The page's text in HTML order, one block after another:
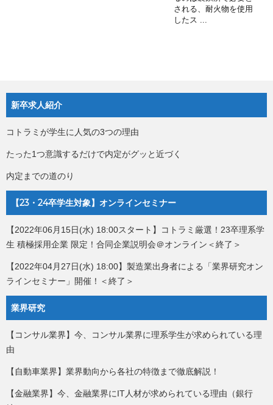
される、耐火物を使用
したス ...
新卒求人紹介
コトラミが学生に人気の3つの理由
たった1つ意識するだけで内定がグッと近づく
内定までの道のり
【23・24卒学生対象】オンラインセミナー
【2022年06月15日(水) 18:00スタート】コトラミ厳選！23卒理系学
生 積極採用企業 限定！合同企業説明会＠オンライン＜終了＞
【2022年04月27日(水) 18:00】製造業出身者による「業界研究オン
ラインセミナー」開催！＜終了＞
業界研究
【コンサル業界】今、コンサル業界に理系学生が求められている理
由
【自動車業界】業界動向から各社の特徴まで徹底解説！
【金融業界】今、金融業界にIT人材が求められている理由（銀行